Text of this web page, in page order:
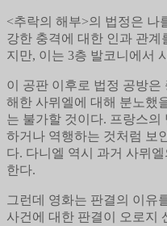
<추락의 해부>의 법정은 나
강한 충격에 대한 인과 관계
지만, 이는 3층 발코니에서
이 공판 이후로 법정 공방
해한 사뮈엘에 대해 분노했
는 불가할 것이다. 프랑스
하거나 역행하는 것처럼 보
다. 다니엘 역시 과거 사뮈
한다.
그런데 영화는 판결의 이유
사건에 대한 판결이 오로지